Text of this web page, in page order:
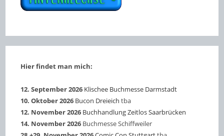
Hier findet man mich:
12. September 2026 Klischee Buchmesse Darmstadt
10. Oktober 2026 Bucon Dreieich tba
12. November 2026 Buchhandlung Zeitlos Saarbrücken
14. November 2026 Buchmesse Schiffweiler